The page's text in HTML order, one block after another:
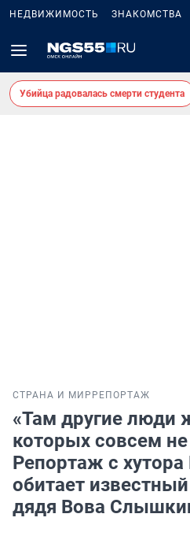
НЕДВИЖИМОСТЬ ЗНАКОМСТВА
Убийца радовалась смерти студента
СТРАНА И МИР РЕПОРТАЖ
«Там другие люди
которых совсем
Репортаж с хутора
обитает
дядя Вова